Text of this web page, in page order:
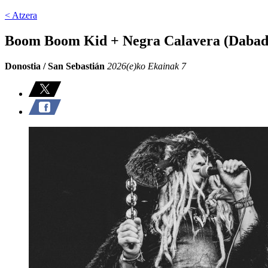
< Atzera
Boom Boom Kid + Negra Calavera
Donostia / San Sebastián 2026(e)ko Ekainak 7